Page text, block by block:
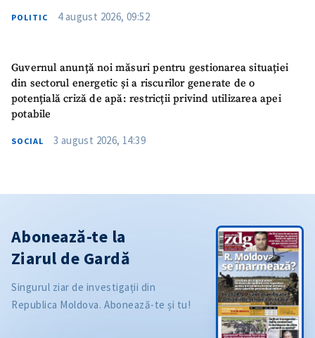
POLITIC 4 august 2026, 09:52
Guvernul anunță noi măsuri pentru gestionarea situației
din sectorul energetic și a riscurilor generate de o
potențială criză de apă: restricții privind utilizarea apei
potabile
SOCIAL 3 august 2026, 14:39
Abonează-te la
Ziarul de Gardă
Singurul ziar de investigații din
Republica Moldova. Abonează-te și tu!